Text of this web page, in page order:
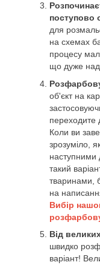
поступово
для
на схемах
процесу
що дуже
об'єкт на
переходите
Коли ви
зрозуміло,
наступними
такий
тваринами,
на
Вибір
Від
швидко
варіант!